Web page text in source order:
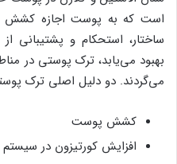
است که به پوست اجازه کشش
ساختار، استحکام و
می‌گردند. دو دلیل اصلی ترک
کشش پوست
افزایش کورتیزون در سیستم